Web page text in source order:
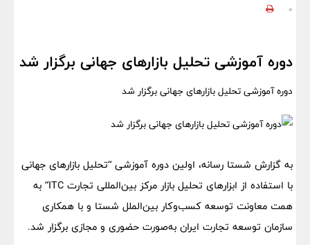
0
دوره آموزشی تحلیل بازارهای جهانی برگزار شد
دوره آموزشی تحلیل بازارهای جهانی برگزار شد
به گزارش شستا رسانه، اولین دوره آموزشی “تحلیل بازارهای جهانی
با استفاده از ابزارهای تحلیل بازار مرکز بین‌المللی تجارت ITC” به
همت معاونت توسعه کسب‌وکار بین‌الملل شستا و با همکاری
سازمان توسعه تجارت ایران به‌صورت حضوری و مجازی برگزار شد.